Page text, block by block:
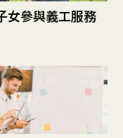
女參與義工服務